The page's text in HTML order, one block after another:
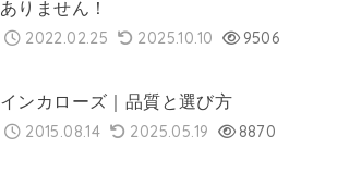
ありません！
2022.02.25 2025.10.10 9506
インカローズ｜品質と選び方
2015.08.14 2025.05.19 8870